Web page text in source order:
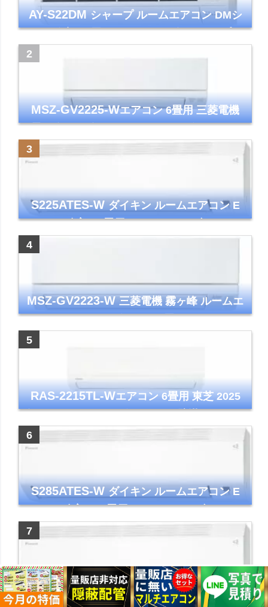
AY-S22DMシャープ ルームエアコン DMシ
リーズ 主に6畳 ホワイト 2024年モデル プラ
MSZ-GV2225-Wエアコン 6畳用 三菱電機
霧ヶ峰 2025年モデル GVシリーズ ピュアホ
ワイト 清潔 除湿 単相100V
S225ATES-Wダイキン ルームエアコン E
シリーズ 主に6畳用 ホワイト 2025年モデル
MSZ-GV2223-W三菱電機 霧ヶ峰 ルームエ
アコン GVシリーズ おもに6畳用 ピュアホワ
RAS-2215TL-Wエアコン 6畳用 東芝 2025
年モデル TLシリーズ ホワイト 壁掛け クーラ
ー コンパクト 清潔
S285ATES-Wダイキン ルームエアコン E
シリーズ 主に10畳用 ホワイト 2025年モデル
コンパクトモデル ストリーマ
S565ATEP-Wダイキン ルームエアコン E